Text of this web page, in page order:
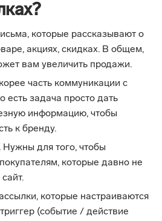
которые рассказывают о
акциях, скидках. В общем,
вам увеличить продажи.
часть коммуникации с
есть задача просто дать
информацию, чтобы
к бренду.
Нужны для того, чтобы
которые давно не
которые настраиваются
(событие / действие